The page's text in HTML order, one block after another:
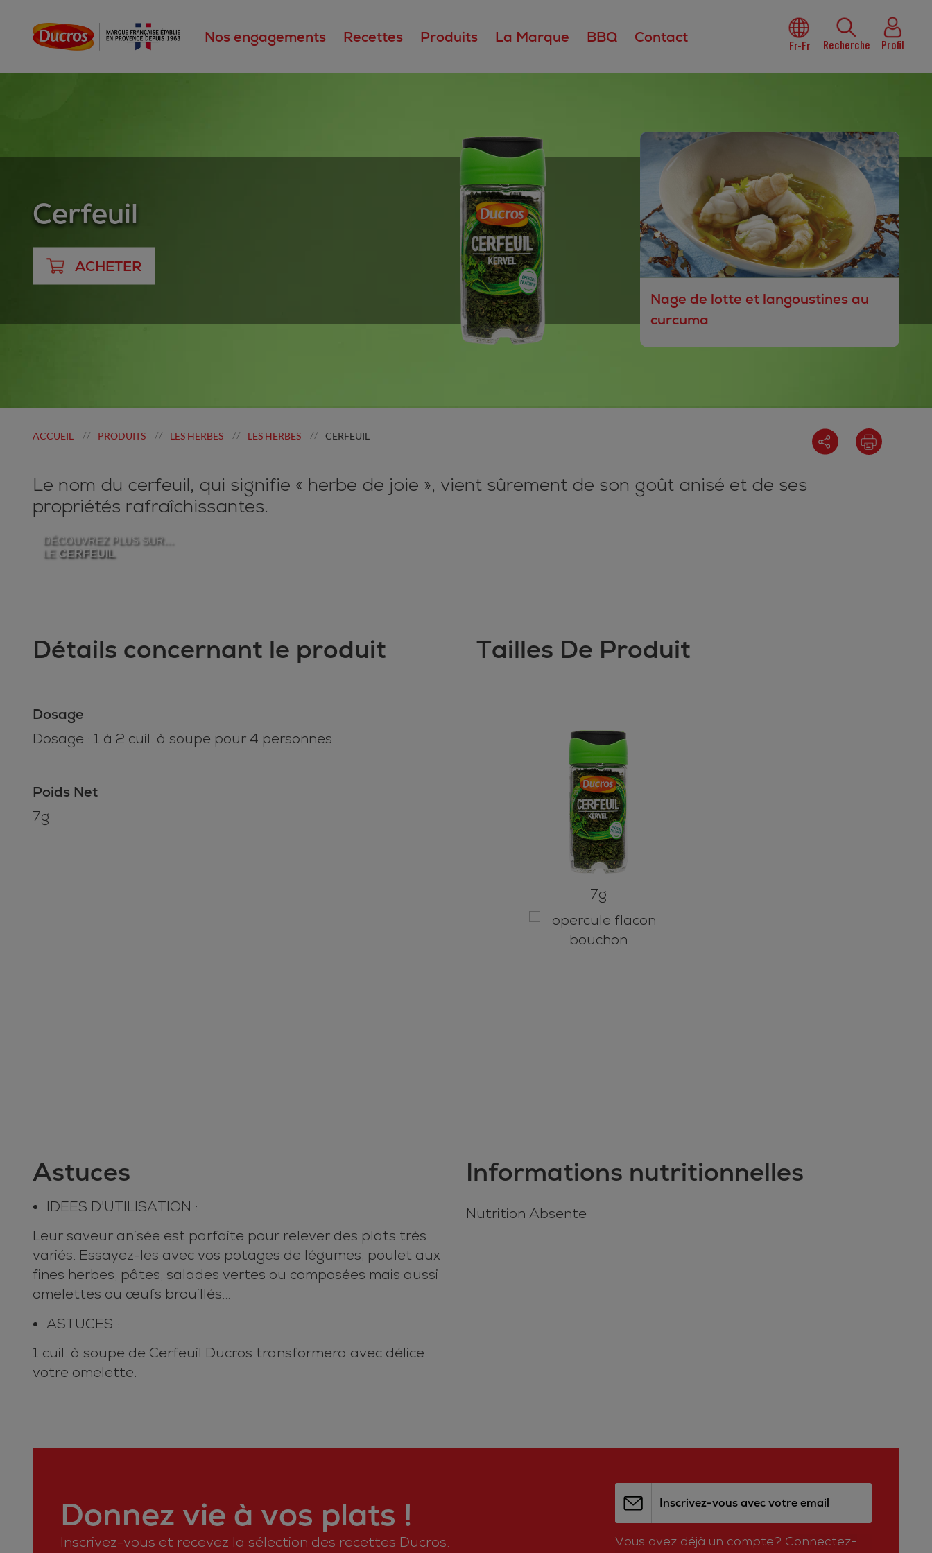
Nos engagements Recettes Produits La Marque BBQ Contact
Fr-Fr Recherche Profil
Cerfeuil
ACHETER
Nage de lotte et langoustines au
curcuma
ACCUEIL // PRODUITS // LES HERBES // LES HERBES // CERFEUIL
Le nom du cerfeuil, qui signifie « herbe de joie », vient sûrement de son goût anisé et de ses
propriétés rafraîchissantes.
DÉCOUVREZ PLUS SUR…
LE CERFEUIL
Détails concernant le produit
Dosage
Dosage : 1 à 2 cuil. à soupe pour 4 personnes
Poids Net
7g
Tailles De Produit
7g
Astuces
IDEES D'UTILISATION :
Leur saveur anisée est parfaite pour relever des plats très
variés. Essayez-les avec vos potages de légumes, poulet aux
fines herbes, pâtes, salades vertes ou composées mais aussi
omelettes ou œufs brouillés…
ASTUCES :
1 cuil. à soupe de Cerfeuil Ducros transformera avec délice
votre omelette.
Informations nutritionnelles
Nutrition Absente
Donnez vie à vos plats !
Inscrivez-vous et recevez la sélection des recettes Ducros.
Inscrivez-vous avec votre email
Vous avez déjà un compte? Connectez-